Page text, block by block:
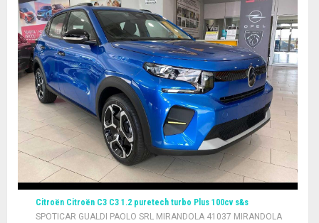
Citroën Citroën C3 C3 1.2 puretech turbo Plus 100cv s&s
SPOTICAR GUALDI PAOLO SRL MIRANDOLA 41037 MIRANDOLA